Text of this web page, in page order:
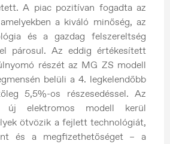
A piac pozitívan fogadta az
a kiváló minőség, az
és a gazdag felszereltség
párosul. Az eddig értékesített
részét az MG ZS modell
belüli a 4. legkelendőbb
5,5%-os részesedéssel. Az
elektromos modell kerül
ötvözik a fejlett technológiát,
és a megfizethetőséget – a